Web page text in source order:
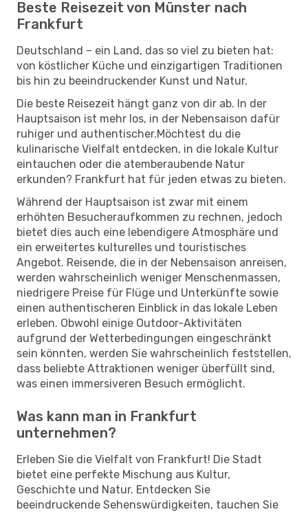
Beste Reisezeit von Münster nach
Frankfurt
Deutschland – ein Land, das so viel zu bieten hat:
von köstlicher Küche und einzigartigen Traditionen
bis hin zu beeindruckender Kunst und Natur.
Die beste Reisezeit hängt ganz von dir ab. In der
Hauptsaison ist mehr los, in der Nebensaison dafür
ruhiger und authentischer.Möchtest du die
kulinarische Vielfalt entdecken, in die lokale Kultur
eintauchen oder die atemberaubende Natur
erkunden? Frankfurt hat für jeden etwas zu bieten.
Während der Hauptsaison ist zwar mit einem
erhöhten Besucheraufkommen zu rechnen, jedoch
bietet dies auch eine lebendigere Atmosphäre und
ein erweitertes kulturelles und touristisches
Angebot. Reisende, die in der Nebensaison anreisen,
werden wahrscheinlich weniger Menschenmassen,
niedrigere Preise für Flüge und Unterkünfte sowie
einen authentischeren Einblick in das lokale Leben
erleben. Obwohl einige Outdoor-Aktivitäten
aufgrund der Wetterbedingungen eingeschränkt
sein könnten, werden Sie wahrscheinlich feststellen,
dass beliebte Attraktionen weniger überfüllt sind,
was einen immersiveren Besuch ermöglicht.
Was kann man in Frankfurt
unternehmen?
Erleben Sie die Vielfalt von Frankfurt! Die Stadt
bietet eine perfekte Mischung aus Kultur,
Geschichte und Natur. Entdecken Sie
beeindruckende Sehenswürdigkeiten, tauchen Sie